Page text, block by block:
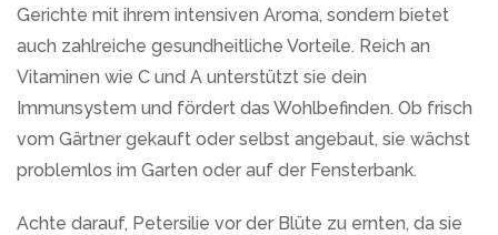
Gerichte mit ihrem intensiven Aroma, sondern bietet
auch zahlreiche gesundheitliche Vorteile. Reich an
Vitaminen wie C und A unterstützt sie dein
Immunsystem und fördert das Wohlbefinden. Ob frisch
vom Gärtner gekauft oder selbst angebaut, sie wächst
problemlos im Garten oder auf der Fensterbank.
Achte darauf, Petersilie vor der Blüte zu ernten, da sie